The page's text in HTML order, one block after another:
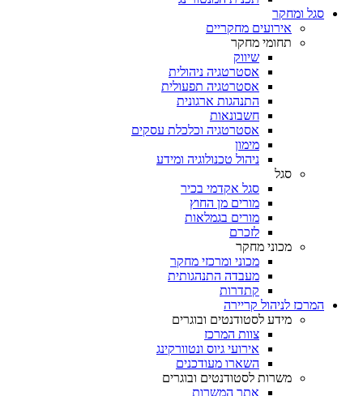
סגל ומחקר
אירועים מחקריים
תחומי מחקר
שיווק
אסטרטגיה ניהולית
אסטרטגיה תפעולית
התנהגות ארגונית
חשבונאות
אסטרטגיה וכלכלת עסקים
מימון
ניהול טכנולוגיה ומידע
סגל
סגל אקדמי בכיר
מורים מן החוץ
מורים בגמלאות
לזכרם
מכוני מחקר
מכוני ומרכזי מחקר
מעבדה התנהגותית
קתדרות
המרכז לניהול קריירה
מידע לסטודנטים ובוגרים
צוות המרכז
אירועי גיוס ונטוורקינג
השארו מעודכנים
משרות לסטודנטים ובוגרים
אתר המשרות